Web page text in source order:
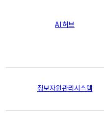
AI 허브
정보자원관리시스템